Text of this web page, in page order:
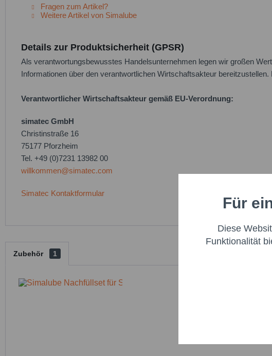
Fragen zum Artikel?
Weitere Artikel von Simalube
Details zur Produktsicherheit (GPSR)
Als verantwortungsbewusstes Handelsunternehmen legen wir großen
Informationen über den verantwortlichen Wirtschaftsakteur
Verantwortlicher Wirtschaftsakteur gemäß EU-Verordnung:
simatec GmbH
Christinstraße 16
75177 Pforzheim
Tel. +49 (0)7231 13982 00
willkommen@simatec.com
Simatec Kontaktformular
Zubehör 1
Funktionale
Marketing
Für
Diese
Funktionalität